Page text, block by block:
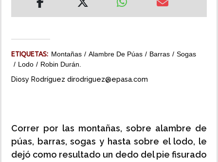
IMPRESO
ETIQUETAS: Montañas Alambre De Púas Barras
Sogas
Lodo
Robin Durán.
Diosy Rodríguez dirodriguez@epasa.com
Correr por las montañas, sobre alambre de
púas, barras, sogas y hasta sobre el lodo, le
dejó como resultado un dedo del pie fisurado